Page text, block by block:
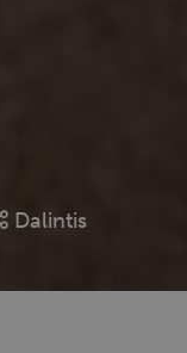
Dalintis